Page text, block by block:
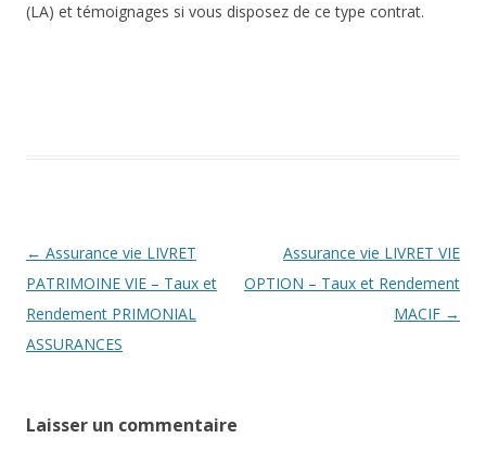
(LA) et témoignages si vous disposez de ce type contrat.
Navigation
des
articles
← Assurance vie LIVRET
PATRIMOINE VIE – Taux et
Rendement PRIMONIAL
ASSURANCES
Assurance vie LIVRET VIE
OPTION – Taux et Rendement
MACIF →
Laisser un commentaire